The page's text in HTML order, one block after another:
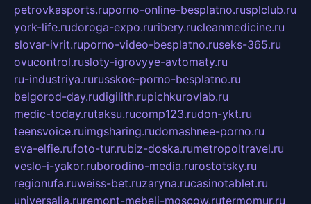
petrovkasports.ruporno-online-besplatno.rusplclub.ru
york-life.rudoroga-expo.ruribery.rucleanmedicine.ru
slovar-ivrit.ruporno-video-besplatno.ruseks-365.ru
ovucontrol.rusloty-igrovyye-avtomaty.ru
ru-industriya.rurusskoe-porno-besplatno.ru
belgorod-day.rudigilith.rupichkurovlab.ru
medic-today.rutaksu.rucomp123.rudon-ykt.ru
teensvoice.ruimgsharing.rudomashnee-porno.ru
eva-elfie.rufoto-tur.rubiz-doska.rumetropoltravel.ru
veslo-i-yakor.ruborodino-media.rurostotsky.ru
regionufa.ruweiss-bet.ruzaryna.rucasinotablet.ru
universalia.ruremont-mebeli-moscow.rutermomur.ru